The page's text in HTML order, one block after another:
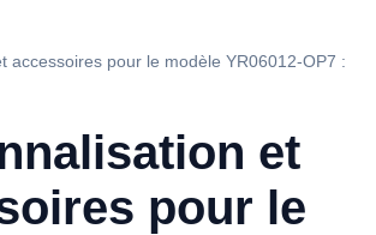
accessoires pour le modèle YR06012-OP7 :
et
pour le